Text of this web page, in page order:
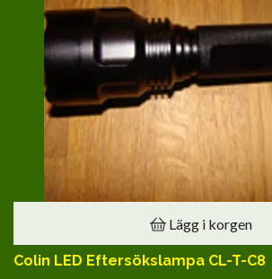
Lägg i korgen
Colin LED Eftersökslampa CL-T-C8